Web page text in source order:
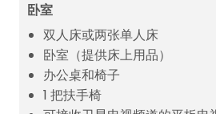
卧室
双人床或两张单人床
卧室（提供床上用品）
办公桌和椅子
1 把扶手椅